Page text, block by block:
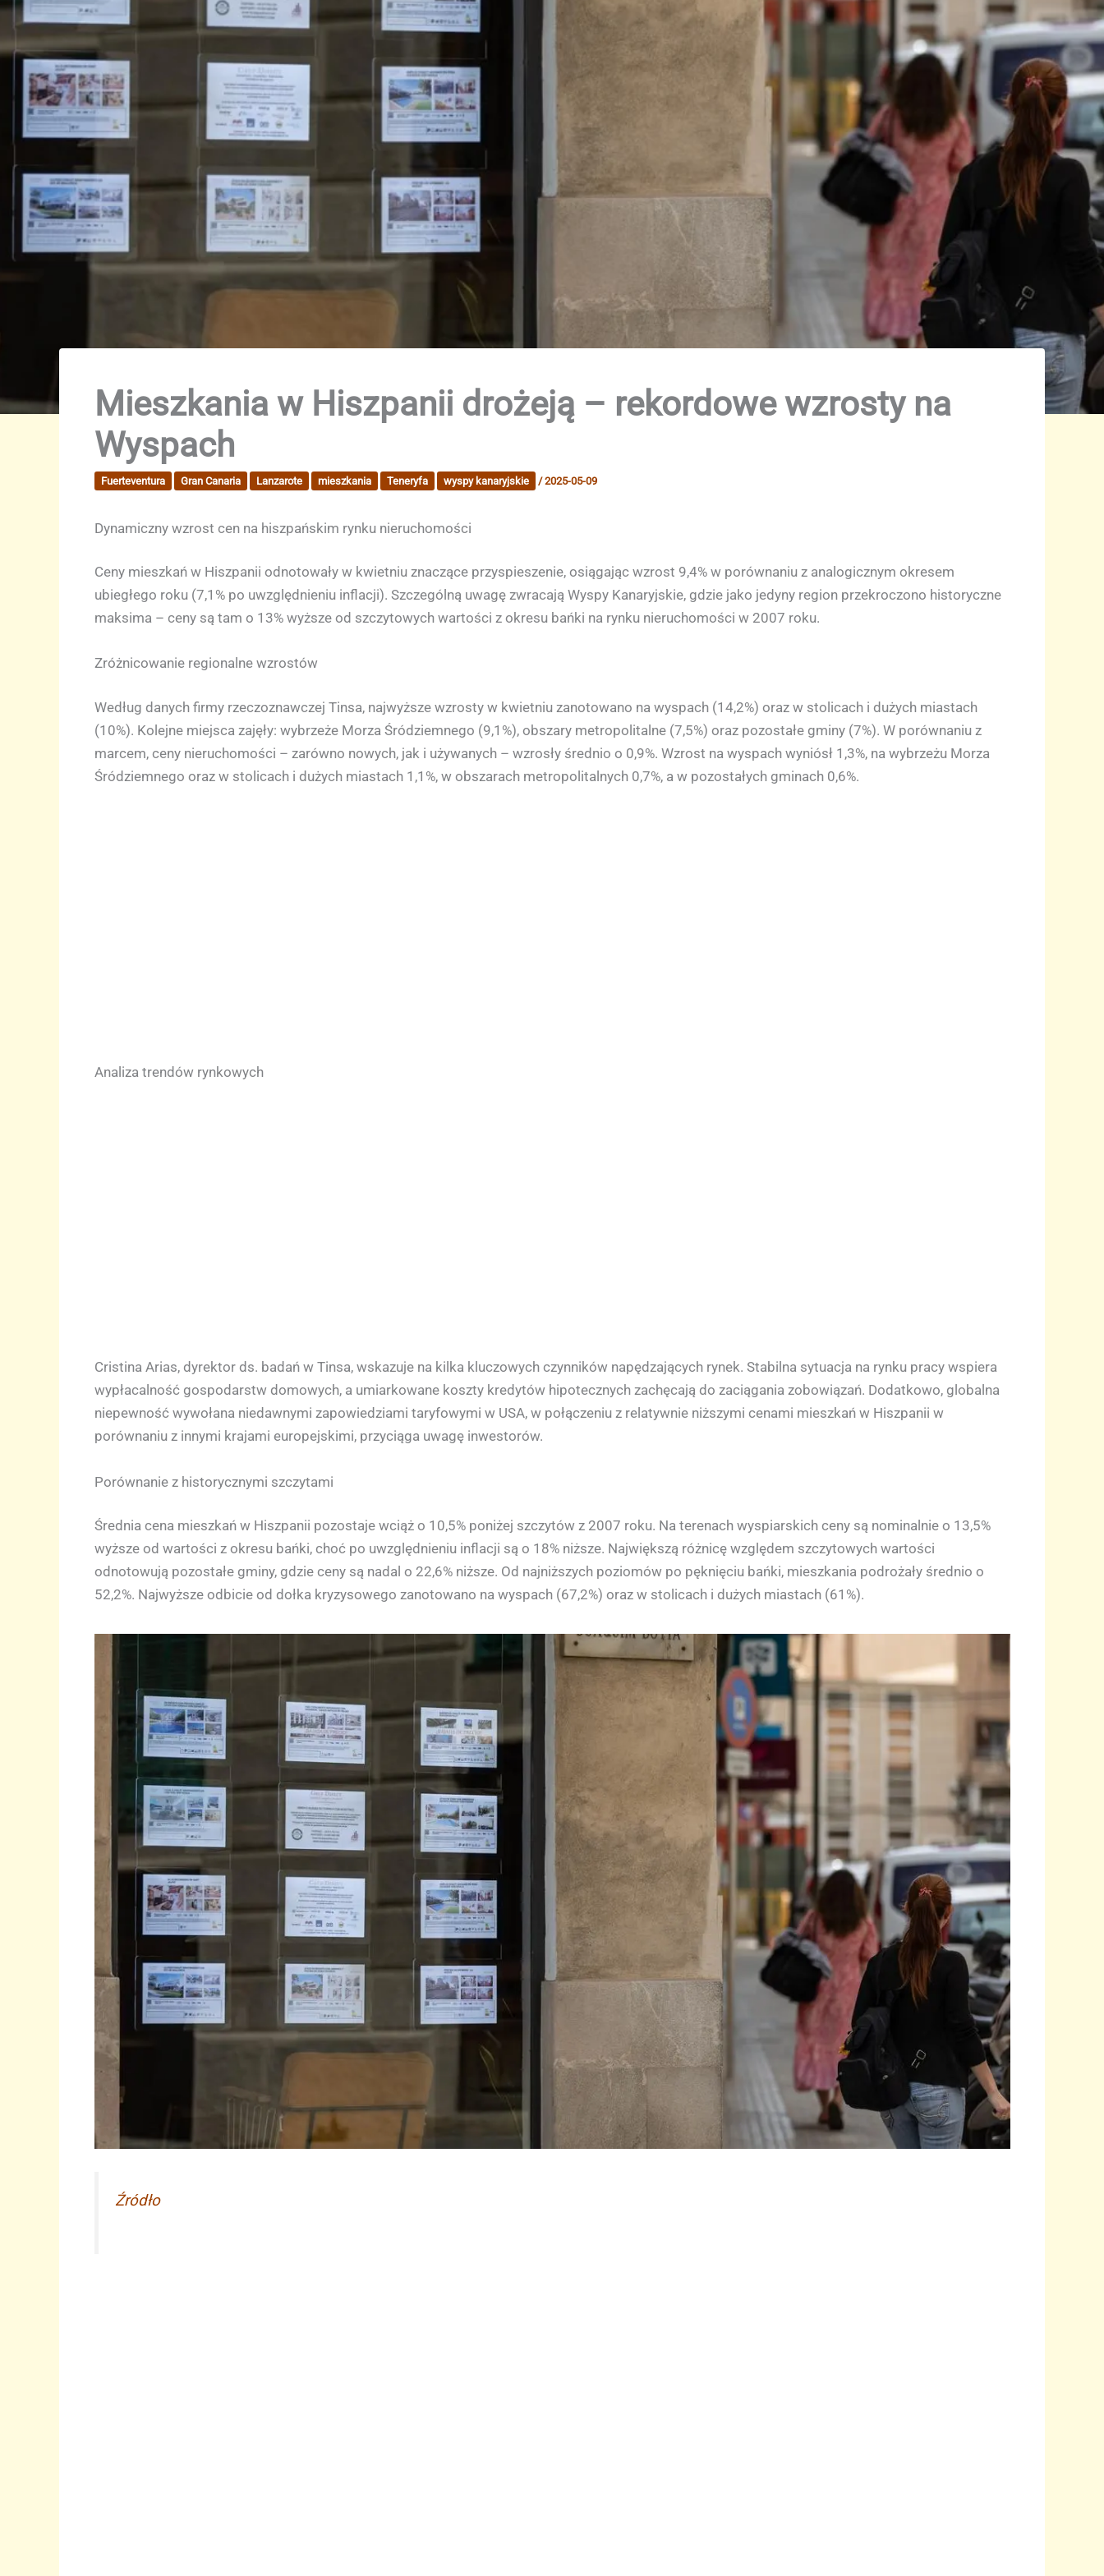
Mieszkania w Hiszpanii drożeją – rekordowe wzrosty na
Wyspach
Fuerteventura Gran Canaria Lanzarote mieszkania Teneryfa wyspy kanaryjskie /2025-05-09
Dynamiczny wzrost cen na hiszpańskim rynku nieruchomości
Ceny mieszkań w Hiszpanii odnotowały w kwietniu znaczące przyspieszenie, osiągając wzrost 9,4% w porównaniu z analogicznym okresem
ubiegłego roku (7,1% po uwzględnieniu inflacji). Szczególną uwagę zwracają Wyspy Kanaryjskie, gdzie jako jedyny region przekroczono historyczne
maksima – ceny są tam o 13% wyższe od szczytowych wartości z okresu bańki na rynku nieruchomości w 2007 roku.
Zróżnicowanie regionalne wzrostów
Według danych firmy rzeczoznawczej Tinsa, najwyższe wzrosty w kwietniu zanotowano na wyspach (14,2%) oraz w stolicach i dużych miastach
(10%). Kolejne miejsca zajęły: wybrzeże Morza Śródziemnego (9,1%), obszary metropolitalne (7,5%) oraz pozostałe gminy (7%). W porównaniu z
marcem, ceny nieruchomości – zarówno nowych, jak i używanych – wzrosły średnio o 0,9%. Wzrost na wyspach wyniósł 1,3%, na wybrzeżu Morza
Śródziemnego oraz w stolicach i dużych miastach 1,1%, w obszarach metropolitalnych 0,7%, a w pozostałych gminach 0,6%.
Analiza trendów rynkowych
Cristina Arias, dyrektor ds. badań w Tinsa, wskazuje na kilka kluczowych czynników napędzających rynek. Stabilna sytuacja na rynku pracy wspiera
wypłacalność gospodarstw domowych, a umiarkowane koszty kredytów hipotecznych zachęcają do zaciągania zobowiązań. Dodatkowo, globalna
niepewność wywołana niedawnymi zapowiedziami taryfowymi w USA, w połączeniu z relatywnie niższymi cenami mieszkań w Hiszpanii w
porównaniu z innymi krajami europejskimi, przyciąga uwagę inwestorów.
Porównanie z historycznymi szczytami
Średnia cena mieszkań w Hiszpanii pozostaje wciąż o 10,5% poniżej szczytów z 2007 roku. Na terenach wyspiarskich ceny są nominalnie o 13,5%
wyższe od wartości z okresu bańki, choć po uwzględnieniu inflacji są o 18% niższe. Największą różnicę względem szczytowych wartości
odnotowują pozostałe gminy, gdzie ceny są nadal o 22,6% niższe. Od najniższych poziomów po pęknięciu bańki, mieszkania podrożały średnio o
52,2%. Najwyższe odbicie od dołka kryzysowego zanotowano na wyspach (67,2%) oraz w stolicach i dużych miastach (61%).
Źródło